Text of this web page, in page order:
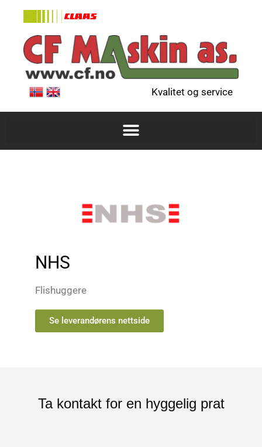
Kvalitet og service
NHS
Flishuggere
Se leverandørens nettside
Ta kontakt for en hyggelig prat